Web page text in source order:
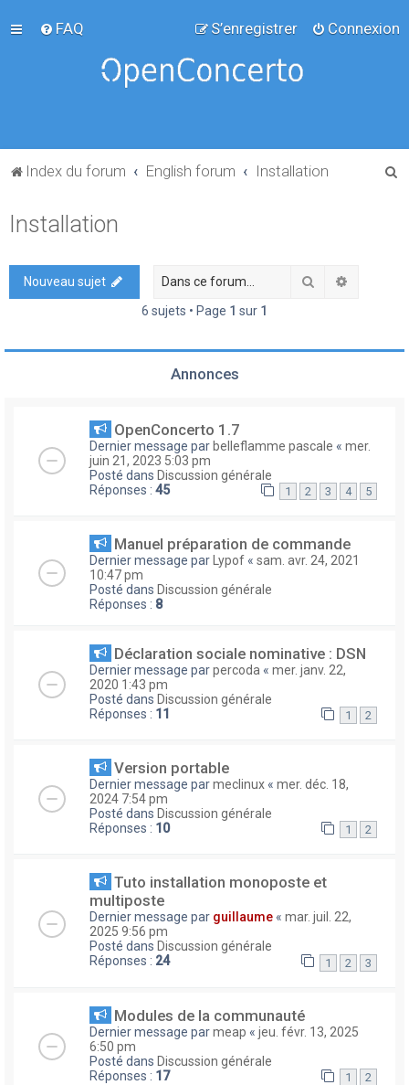
FAQ Connexion
S’enregistrer
Index du forum English forum Installation
h
Installation
Nouveau sujet Rechercher
6 sujets • Page 1 sur 1
Annonces
OpenConcerto 1.7
Dernier message par belleflamme pascale « mer.
juin 21, 2023 5:03 pm
Posté dans Discussion générale
Réponses : 45 1 2 3 4 5
Manuel préparation de commande
Dernier message par Lypof « sam. avr. 24, 2021
10:47 pm
Posté dans Discussion générale
Réponses : 8
Déclaration sociale nominative : DSN
Dernier message parpercoda « mer. janv. 22,
2020 1:43 pm
Posté dans Discussion générale
Réponses : 11 1 2
Version portable
Dernier message parmeclinux « mer. déc. 18,
2024 7:54 pm
Posté dans Discussion générale
Réponses : 10 1 2
Tuto installation monoposte et
multiposte
Dernier message par guillaume « mar. juil. 22,
2025 9:56 pm
Posté dans Discussion générale
Réponses : 24 1 2 3
Modules de la communauté
Dernier message parmeap « jeu. févr. 13, 2025
6:50 pm
Posté dans Discussion générale
Réponses : 17 1 2